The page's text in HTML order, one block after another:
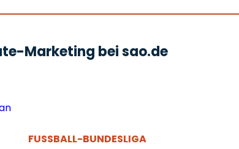
Marketing bei sao.de
FUSSBALL-BUNDESLIGA